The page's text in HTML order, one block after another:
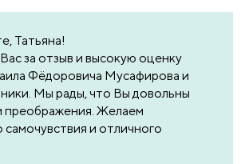
Татьяна!
за отзыв и высокую оценку
Фёдоровича Мусафирова и
Мы рады, что Вы довольны
преображения. Желаем
самочувствия и отличного